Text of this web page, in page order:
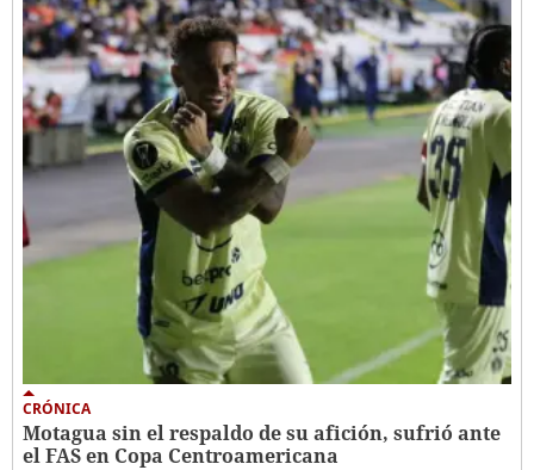
CRÓNICA
Motagua sin el respaldo de su afición, sufrió ante
el FAS en Copa Centroamericana